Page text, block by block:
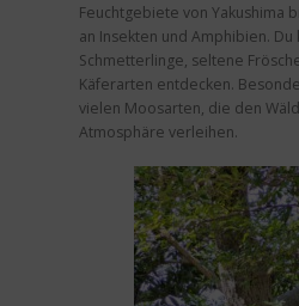
Feuchtgebiete von Yakushima
an Insekten und Amphibien.
Schmetterlinge, seltene
Käferarten entdecken.
vielen Moosarten, die den
Atmosphäre verleihen.